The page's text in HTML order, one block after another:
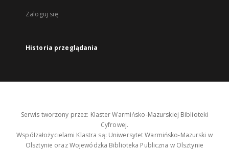
Zaloguj się
Historia przeglądania
Serwis tworzony przez: Klaster Warmińsko-Mazurskiej Biblioteki
Cyfrowej.
Współzałożycielami Klastra są: Uniwersytet Warmińsko-Mazurski w
Olsztynie oraz Wojewódzka Biblioteka Publiczna w Olsztynie